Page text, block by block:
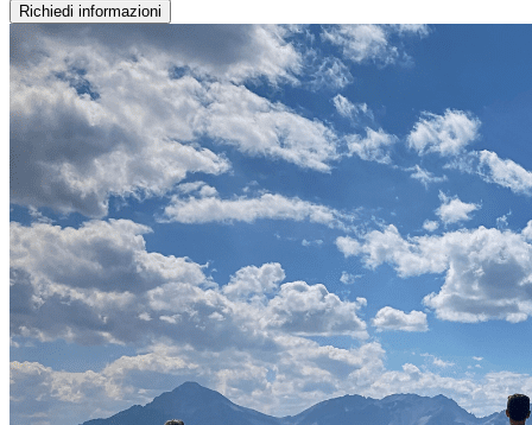
Richiedi informazioni